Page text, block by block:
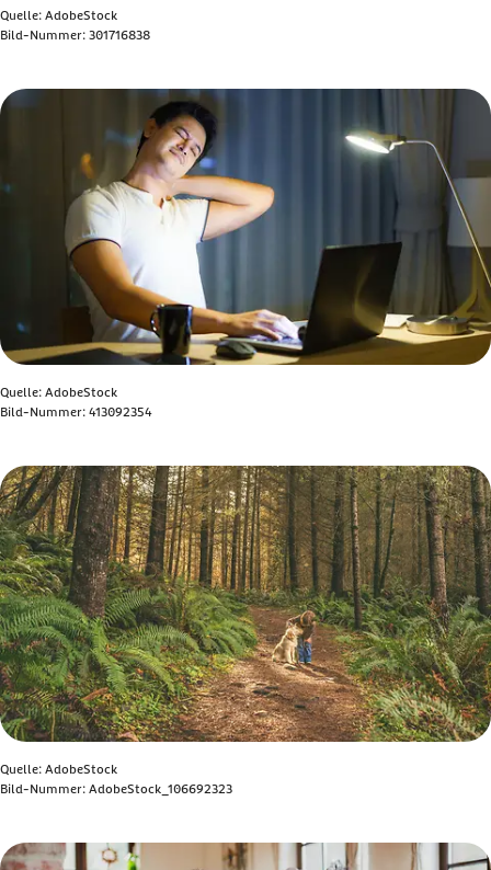
Quelle: AdobeStock
Bild-Nummer: 301716838
Quelle: AdobeStock
Bild-Nummer: 413092354
Quelle: AdobeStock
Bild-Nummer: AdobeStock_106692323